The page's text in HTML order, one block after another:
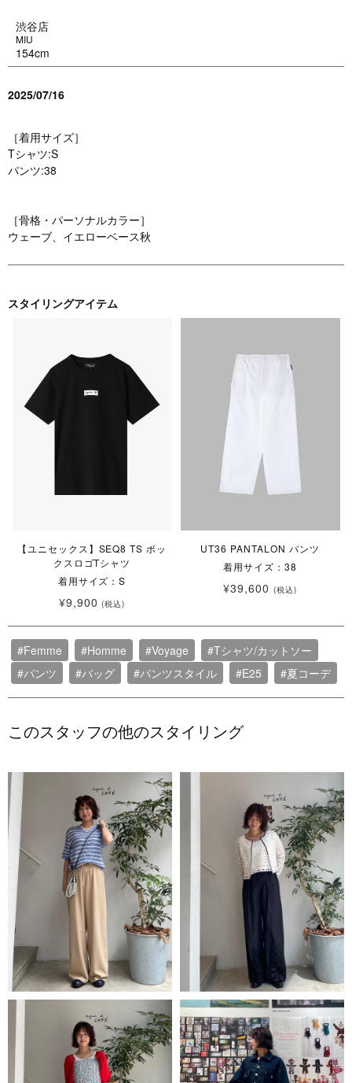
渋谷店
MIU
154cm
2025/07/16
［着用サイズ］
Tシャツ:S
パンツ:38
［骨格・パーソナルカラー］
ウェーブ、イエローベース秋
スタイリングアイテム
【ユニセックス】SEQ8 TS ボッ
クスロゴTシャツ
着用サイズ：S
¥9,900(税込)
UT36 PANTALON パンツ
着用サイズ：38
¥39,600 (税込)
#Femme #Homme #Voyage
#Tシャツ/カットソー
#パンツ
#バッグ #パンツスタイル #E25 #夏コーデ
このスタッフの他のスタイリング